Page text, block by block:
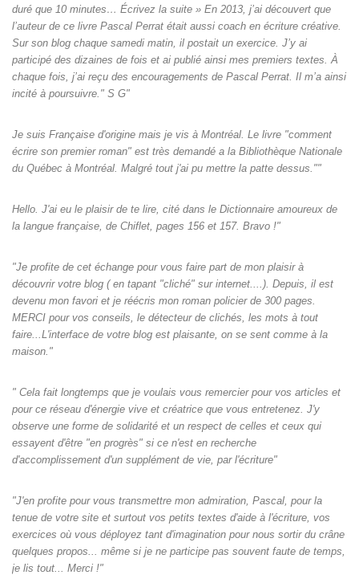
duré que 10 minutes… Écrivez la suite » En 2013, j’ai découvert que
l’auteur de ce livre Pascal Perrat était aussi coach en écriture créative.
Sur son blog chaque samedi matin, il postait un exercice. J’y ai
participé des dizaines de fois et ai publié ainsi mes premiers textes. À
chaque fois, j’ai reçu des encouragements de Pascal Perrat. Il m’a ainsi
incité à poursuivre." S G"
Je suis Française d'origine mais je vis à Montréal. Le livre "comment
écrire son premier roman" est très demandé a la Bibliothèque Nationale
du Québec à Montréal. Malgré tout j'ai pu mettre la patte dessus.""
Hello. J'ai eu le plaisir de te lire, cité dans le Dictionnaire amoureux de
la langue française, de Chiflet, pages 156 et 157. Bravo !"
"Je profite de cet échange pour vous faire part de mon plaisir à
découvrir votre blog ( en tapant "cliché" sur internet....). Depuis, il est
devenu mon favori et je réécris mon roman policier de 300 pages.
MERCI pour vos conseils, le détecteur de clichés, les mots à tout
faire...L'interface de votre blog est plaisante, on se sent comme à la
maison."
" Cela fait longtemps que je voulais vous remercier pour vos articles et
pour ce réseau d'énergie vive et créatrice que vous entretenez. J'y
observe une forme de solidarité et un respect de celles et ceux qui
essayent d'être "en progrès" si ce n'est en recherche
d'accomplissement d'un supplément de vie, par l'écriture"
"J'en profite pour vous transmettre mon admiration, Pascal, pour la
tenue de votre site et surtout vos petits textes d'aide à l'écriture, vos
exercices où vous déployez tant d'imagination pour nous sortir du crâne
quelques propos... même si je ne participe pas souvent faute de temps,
je lis tout... Merci !"